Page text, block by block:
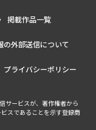
掲載作品一覧
の外部送信について
プライバシーポリシー
サービスが、著作権者から
スであることを示す登録商